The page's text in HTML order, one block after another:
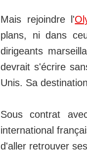
Mais rejoindre l'
plans, ni dans
dirigeants
devrait s'écrire
Unis. Sa
Sous contrat
international
d'aller retrouver